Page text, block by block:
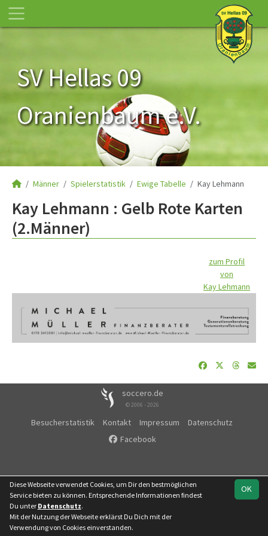
SV Hellas 09
Oranienbaum e.V.
Männer Spielerstatistik Ewige Tabelle Kay Lehmann
Kay Lehmann : Gelb Rote Karten
(2.Männer)
zum Profil
von
Kay Lehmann
soccero.de
© 2006 - 2026
Besucherstatistik Kontakt Impressum
Datenschutz
Facebook
OK
Diese Webseite verwendet Cookies, um Dir den bestmöglichen
Service bieten zu können. Entsprechende Informationen findest
Du unter Datenschutz.
Mit der Nutzung der Webseite erklärst Du Dich mit der
Verwendung von Cookies einverstanden.